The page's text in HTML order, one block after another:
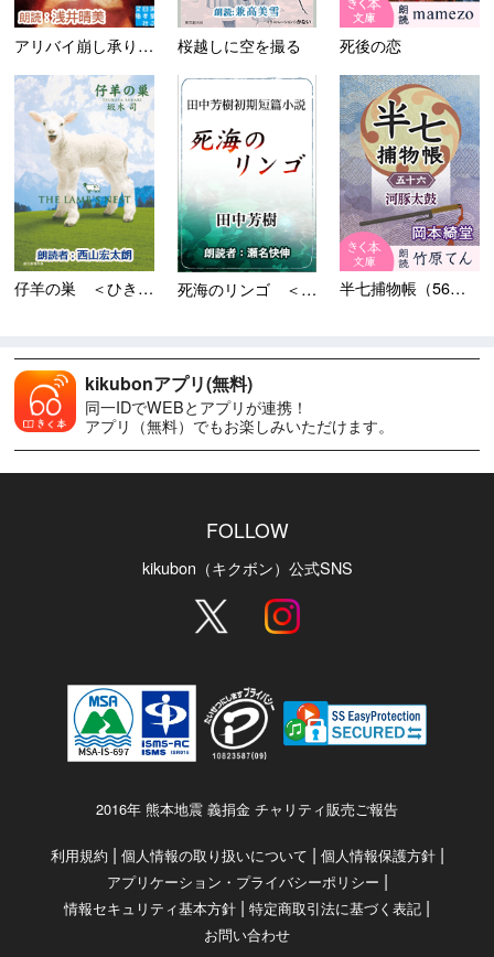
アリバイ崩し承ります 桜越しに空を撮る 死後の恋
仔羊の巣 ＜ひきこもり探偵シ... 死海のリンゴ ＜田中芳樹短篇... 半七捕物帳（56）河豚太鼓
kikubonアプリ(無料)
同一IDでWEBとアプリが連携！
アプリ（無料）でもお楽しみいただけます。
FOLLOW
kikubon（キクボン）公式SNS
2016年 熊本地震 義捐金 チャリティ販売ご報告
利用規約 | 個人情報の取り扱いについて | 個人情報保護方針|
アプリケーション・プライバシーポリシー |
情報セキュリティ基本方針 | 特定商取引法に基づく表記 |
お問い合わせ